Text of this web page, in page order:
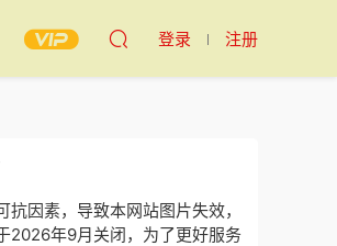
登录 注册
抗因素，导致本网站图片失效，
2026年9月关闭，为了更好服务